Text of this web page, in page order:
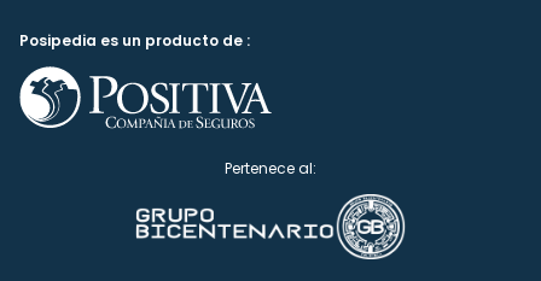
Posipedia es un producto de :
Pertenece al: